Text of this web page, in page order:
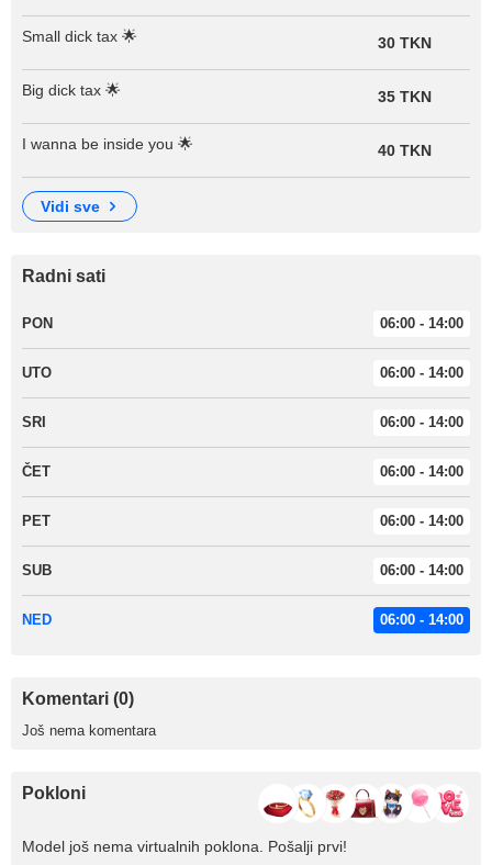
Small dick tax 🌟 30 TKN
Big dick tax 🌟 35 TKN
I wanna be inside you 🌟 40 TKN
vidi sve
Radni sati
PON 06:00 - 14:00
UTO 06:00 - 14:00
SRI 06:00 - 14:00
ČET 06:00 - 14:00
PET 06:00 - 14:00
SUB 06:00 - 14:00
NED 06:00 - 14:00
Komentari (0)
Još nema komentara
Pokloni
Model još nema virtualnih poklona. Pošalji prvi!